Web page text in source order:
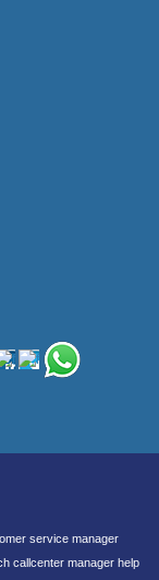
service manager
callcenter manager help